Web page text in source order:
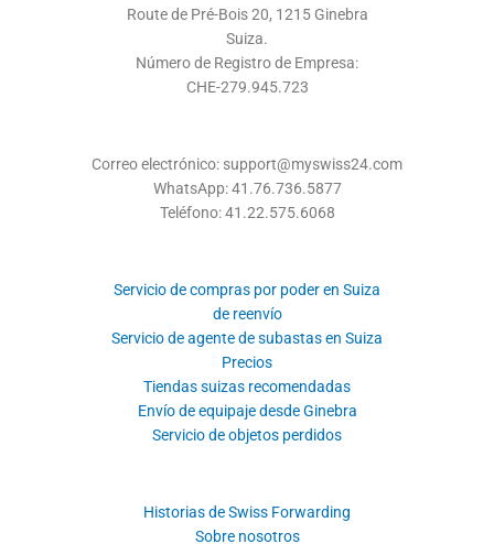
Route de Pré-Bois 20, 1215 Ginebra
Suiza.
Número de Registro de Empresa:
CHE-279.945.723
Correo electrónico: support@myswiss24.com
WhatsApp: 41.76.736.5877
Teléfono: 41.22.575.6068
Servicio de compras por poder en Suiza
de reenvío
Servicio de agente de subastas en Suiza
Precios
Tiendas suizas recomendadas
Envío de equipaje desde Ginebra
Servicio de objetos perdidos
Historias de Swiss Forwarding
Sobre nosotros